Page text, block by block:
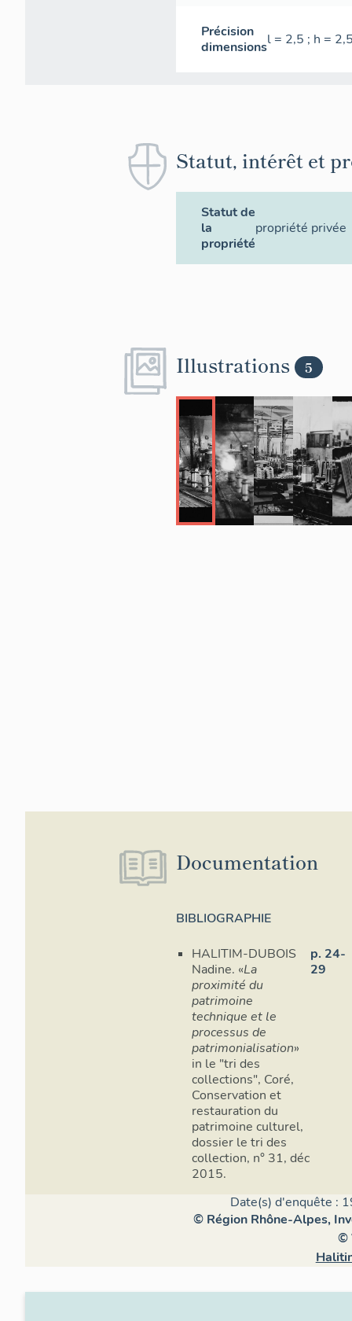
Précision
dimensionsl = 2,5 ; h =
Statut, intérêt et
Statut de
la
propriété
propriété privée
Illustrations 5
Documentation
BIBLIOGRAPHIE
HALITIM-DUBOIS
Nadine. «La
proximité du
patrimoine
technique et le
processus de
patrimonialisation»
in le "tri des
collections", Coré,
Conservation et
restauration du
patrimoine culturel,
dossier le tri des
collection, n° 31, déc
2015.
p. 24-
29
Date(s) d'enquête :
© Région Rhône-Alpes,
©